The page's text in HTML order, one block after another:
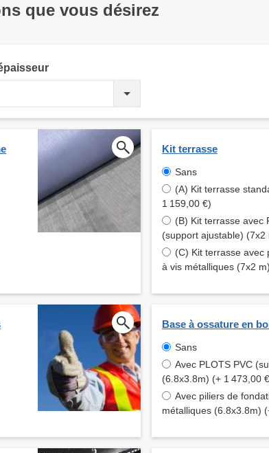
que vous désirez
Kit terrasse
Sans
(A) Kit terrasse
1 159,00 €)
(B) Kit terrasse avec
(support ajustable) (7x2
(C) Kit terrasse avec
à vis métalliques (7x2
Base à ossature en
Sans
Avec PLOTS PVC
(6.8x3.8m) (+ 1 473,00
Avec piliers de
métalliques (6.8x3.8m)